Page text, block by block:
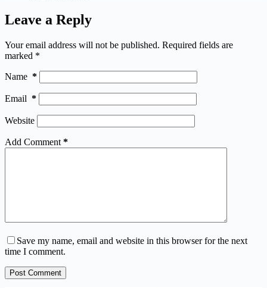
Leave a Reply
Your email address will not be published. Required fields are
marked *
Name *
Email *
Website
Add Comment *
Save my name, email and website in this browser for the next
time I comment.
Post Comment